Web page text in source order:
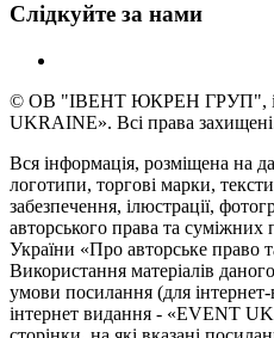
Слідкуйте за нами
© ОВ "ІВЕНТ ЮКРЕН ГРУП",
UKRAINE». Всі права
Вся інформація, розміщена на
логотипи, торгові марки,
забезпечення, ілюстрації,
авторського права та суміжних
України «Про авторське право
Використання матеріалів
умови посилання (для
інтернет видання - «EVENT